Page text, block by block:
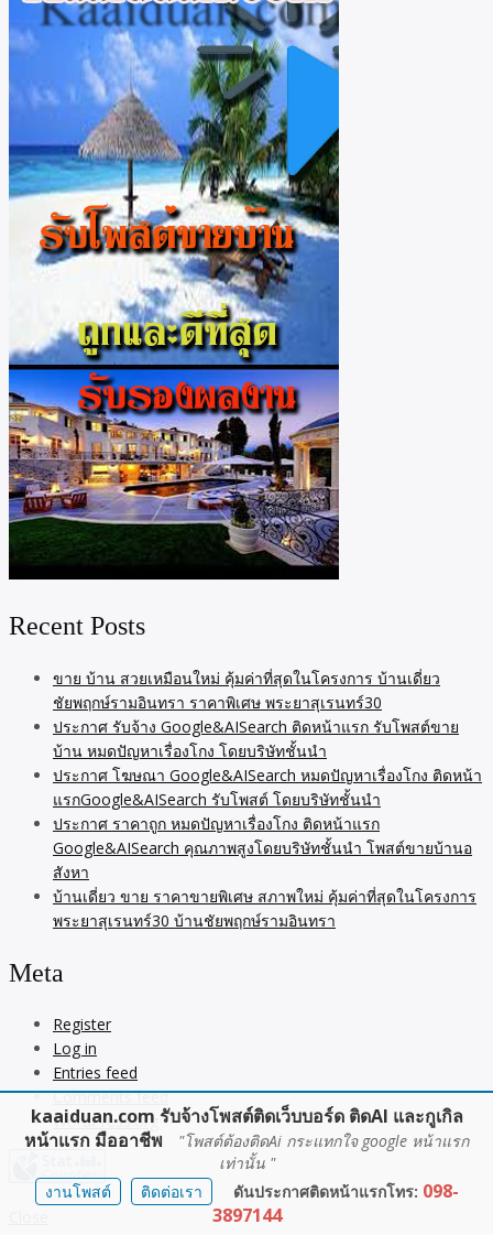
Recent Posts
ขาย บ้าน สวยเหมือนใหม่ คุ้มค่าที่สุดในโครงการ บ้านเดี่ยว
ชัยพฤกษ์รามอินทรา ราคาพิเศษ พระยาสุเรนทร์30
ประกาศ รับจ้าง Google&AISearch ติดหน้าแรก รับโพสต์ขาย
บ้าน หมดปัญหาเรื่องโกง โดยบริษัทชั้นนำ
ประกาศ โฆษณา Google&AISearch หมดปัญหาเรื่องโกง ติดหน้า
แรกGoogle&AISearch รับโพสต์ โดยบริษัทชั้นนำ
ประกาศ ราคาถูก หมดปัญหาเรื่องโกง ติดหน้าแรก
Google&AISearch คุณภาพสูงโดยบริษัทชั้นนำ โพสต์ขายบ้านอ
สังหา
บ้านเดี่ยว ขาย ราคาขายพิเศษ สภาพใหม่ คุ้มค่าที่สุดในโครงการ
พระยาสุเรนทร์30 บ้านชัยพฤกษ์รามอินทรา
Meta
Register
Log in
Entries feed
Comments feed
WordPress.org
kaaiduan.com รับจ้างโพสต์ติดเว็บบอร์ด ติดAI และกูเกิล
หน้าแรก มืออาชีพ
"โพสต์ต้องติดAi กระแทกใจ google หน้าแรก
เท่านั้น "
งานโพสต์
ติดต่อเรา ดันประกาศติดหน้าแรกโทร: 098-
3897144